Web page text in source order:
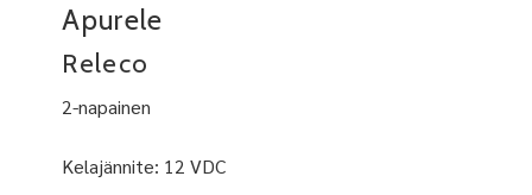
Apurele
Releco
2-napainen
Kelajännite: 12 VDC